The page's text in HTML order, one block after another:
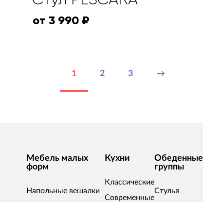
от 3 990 ₽
1 2 3 →
Мебель малых
форм
Напольные вешалки
Кухни
Классические
Современные
Обеденные
группы
Стулья